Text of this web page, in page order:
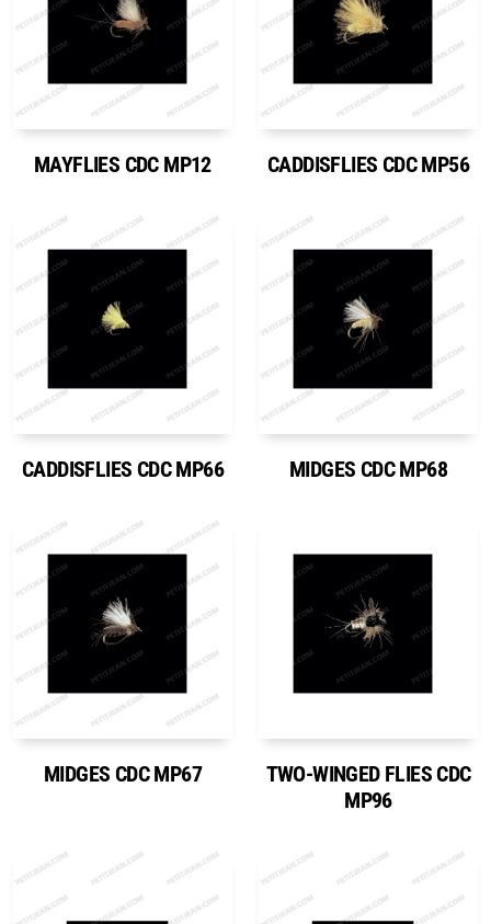
MAYFLIES CDC MP12 CADDISFLIES CDC MP56
CADDISFLIES CDC MP66 MIDGES CDC MP68
MIDGES CDC MP67
TWO-WINGED FLIES CDC
MP96